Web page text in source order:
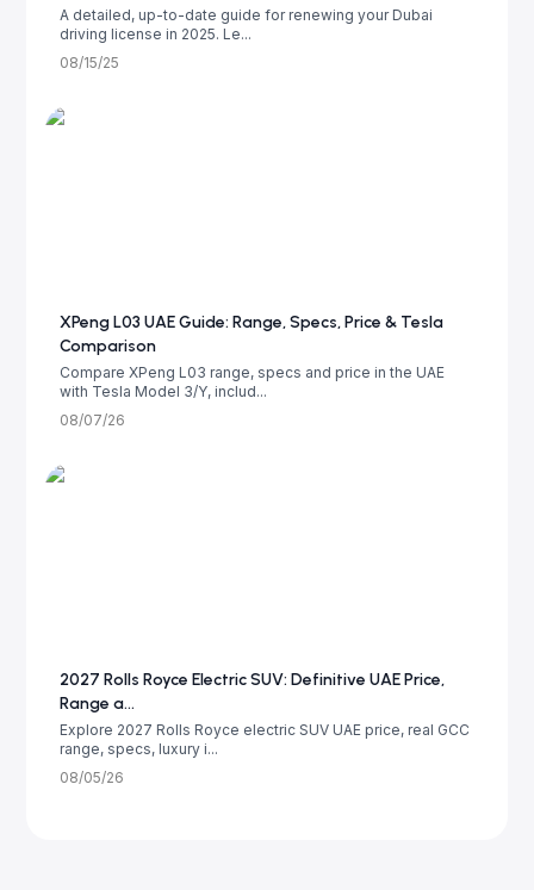
A detailed, up-to-date guide for renewing your Dubai
driving license in 2025. Le...
08/15/25
XPeng L03 UAE Guide: Range, Specs, Price & Tesla
Comparison
Compare XPeng L03 range, specs and price in the UAE
with Tesla Model 3/Y, includ...
08/07/26
2027 Rolls Royce Electric SUV: Definitive UAE Price,
Range a...
Explore 2027 Rolls Royce electric SUV UAE price, real GCC
range, specs, luxury i...
08/05/26